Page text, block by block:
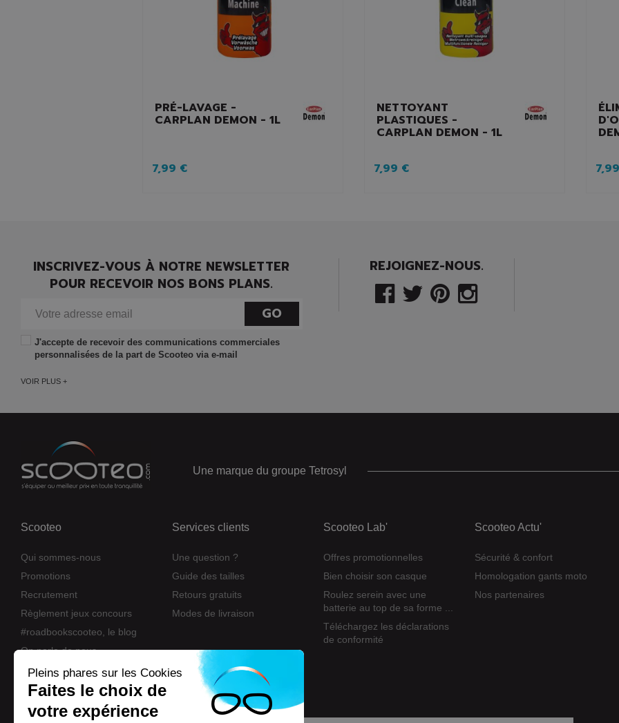
PRÉ-LAVAGE -
CARPLAN DEMON - 1L
7,99 €
NETTOYANT
PLASTIQUES -
CARPLAN DEMON - 1L
7,99 €
INSCRIVEZ-VOUS À NOTRE NEWSLETTER
POUR RECEVOIR NOS BONS PLANS.
GO
J'accepte de recevoir des communications commerciales
personnalisées de la part de Scooteo via e-mail
VOIR PLUS +
REJOIGNEZ-NOUS.
Une marque du groupe Tetrosyl
Scooteo
Qui sommes-nous
Promotions
Recrutement
Règlement jeux concours
#roadbookscooteo, le blog
On parle de nous
Nos marques
Services clients
Une question ?
Guide des tailles
Retours gratuits
Modes de livraison
Scooteo Lab'
Offres promotionnelles
Bien choisir son casque
Roulez serein avec une
batterie au top de sa forme ...
Téléchargez les déclarations
de conformité
Scooteo Actu'
Sécurité & confort
Homologation gants moto
Nos partenaires
Eco-participation
Pleins phares sur les Cookies
Faites le choix de
votre expérience